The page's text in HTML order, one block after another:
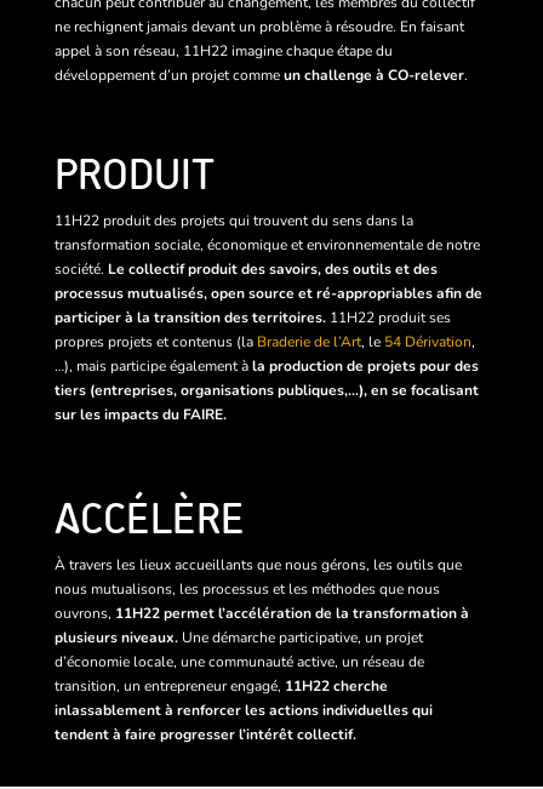
ne rechignent jamais devant un problème à résoudre. En faisant
appel à son réseau, 11H22 imagine chaque étape du
développement d’un projet commeun challenge à CO-relever.
PRODUIT
11H22 produit des projets qui trouvent du sens dans la
transformation sociale, économique et environnementale de notre
société. Le collectif produit des savoirs, des outils et des
processus mutualisés, open source et ré-appropriables afin de
participer à la transition des territoires.11H22 produit ses
propres projets et contenus (la Braderie de l’Art, le 54 Dérivation,
…), mais participe également àla production de projets pour des
tiers (entreprises, organisations publiques,…), en se focalisant
sur les impacts du FAIRE.
ACCÉLÈRE
À travers les lieux accueillants que nous gérons, les outils que
nous mutualisons, les processus et les méthodes que nous
ouvrons, 11H22 permet l’accélération de la transformation à
plusieurs niveaux.Une démarche participative, un projet
d’économie locale, une communauté active, un réseau de
transition, un entrepreneur engagé, 11H22 cherche
inlassablement à renforcer les actions individuelles qui
tendent à faire progresser l’intérêt collectif.